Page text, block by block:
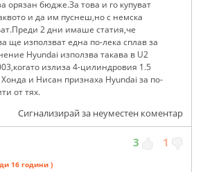
орязан бюдже.За това и го купуват
и да им пуснеш,но с немска
2 дни имаше статия,че
ще използват една по-лека сплав за
Hyundai използва такава в U2
излиза 4-цилиндровия 1.5
и Нисан признаха Hyundai за по-
от тях.
Сигнализирай за неуместен коментар
3 1
16 години )